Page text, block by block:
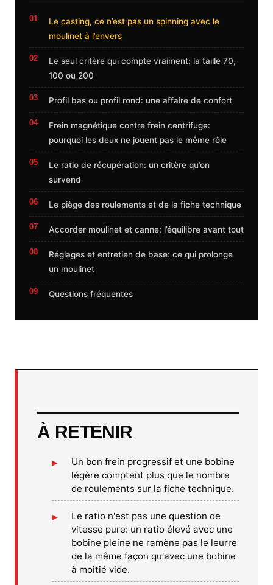
Le casting, ce n’est pas un spinning avec le
moulinet à l’envers
Le seul critère qui compte vraiment: la taille 70,
100 ou 200
Profil bas ou profil rond: une affaire de confort
Frein magnétique contre frein centrifuge:
pourquoi les deux ne jouent pas le même rôle
Le ratio de récupération: un critère qu’on
survend
Le piège des roulements et de la fiche technique
Accorder moulinet et canne: l’équilibre avant tout
Réglages et entretien de base: ce qui prolonge
un moulinet
Questions fréquentes
À RETENIR
Un bon frein progressif et une bobine
légère comptent plus que le nombre
de roulements sur la fiche technique.
Le ratio n'est pas une question de
vitesse pure: un ratio élevé avec une
bobine pleine ne ramène pas le leurre
de la même façon qu'avec une bobine
à moitié vide.